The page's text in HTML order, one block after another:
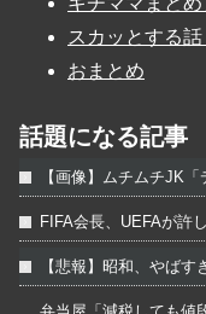
スカッとする
おまとめ
話題になる記事
【画像】ムチムチJK
FIFA会長、UEFAが許
【悲報】昭和、やば